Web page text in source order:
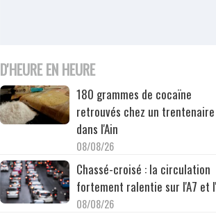
D'HEURE EN HEURE
180 grammes de cocaïne
retrouvés chez un trentenaire
dans l'Ain
08/08/26
Chassé-croisé : la circulation
fortement ralentie sur l'A7 et
08/08/26